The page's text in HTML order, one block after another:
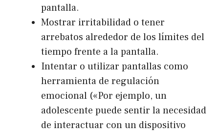
pantalla.
Mostrar irritabilidad o tener
arrebatos alrededor de los límites del
tiempo frente a la pantalla.
Intentar o utilizar pantallas como
herramienta de regulación
emocional («Por ejemplo, un
adolescente puede sentir la necesidad
de interactuar con un dispositivo